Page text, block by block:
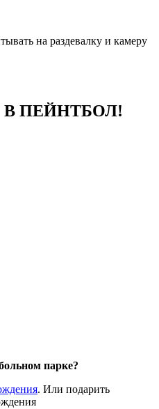
на раздевалку и камеру
ПЕЙНТБОЛ!
парке?
. Или подарить